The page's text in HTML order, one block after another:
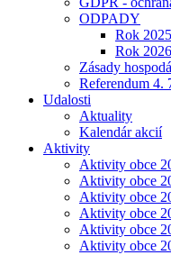
ODPADY
Rok 2025
Rok 2026
Zásady
Referendum 4.
Udalosti
Aktuality
Kalendár akcií
Aktivity
Aktivity obce
Aktivity obce
Aktivity obce
Aktivity obce
Aktivity obce
Aktivity obce